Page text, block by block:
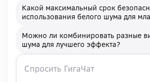
Какой максимальный срок
использования белого шума для
Можно ли комбинировать разные
шума для лучшего эффекта?